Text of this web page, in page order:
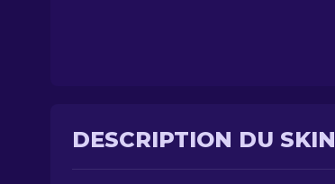
DESCRIPTION DU SKIN